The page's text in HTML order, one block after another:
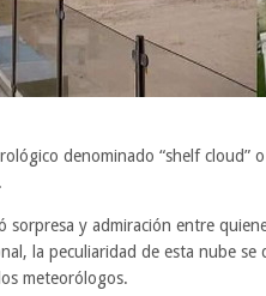
denominado “shelf cloud”
sorpresa y admiración entre
la peculiaridad de esta nube
meteorólogos.